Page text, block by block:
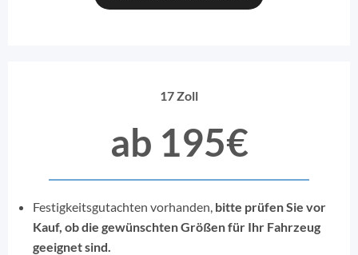
17 Zoll
ab 195€
Festigkeitsgutachten vorhanden, bitte prüfen Sie vor
Kauf, ob die gewünschten Größen für Ihr Fahrzeug
geeignet sind.